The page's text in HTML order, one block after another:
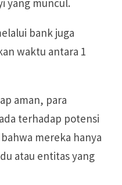
yang muncul.
bank juga
waktu antara 1
aman, para
terhadap potensi
mereka hanya
atau entitas yang